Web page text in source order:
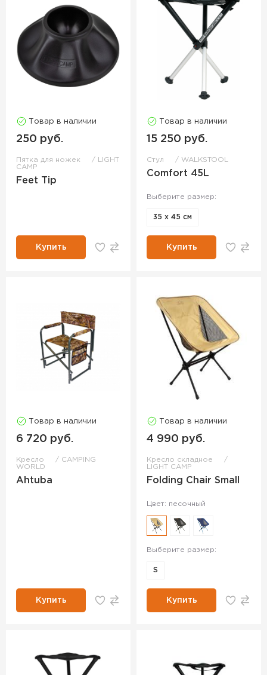
Товар в наличии
250 руб.
Пятка для ножек
LIGHT
CAMP
Feet Tip
Купить
Товар в наличии
15 250 руб.
Стул WALKSTOOL
Comfort 45L
Выберите размер:
35 х 45 см
Купить
Товар в наличии
6 720 руб.
Кресло
CAMPING
WORLD
Ahtuba
Купить
Товар в наличии
4 990 руб.
Кресло складное
LIGHT CAMP
Folding Chair Small
Цвет: песочный
Выберите размер:
S
Купить